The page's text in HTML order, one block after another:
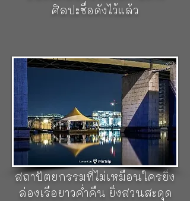
ศิลปะชื่อดังไว้แล้ว
ทริปล่องเรือใต้สะพาน (Under
the Bridges of Stockholm)ล่อง
เรือไปตามสายน้ำที่ใต้สะพานนี้
รับชมความสวยงามกว่า 2 ชั่วโมง
พาลอดใต้สะพาน 15 แห่ง ทำให้
เห็นวิวทิวทัศน์ของเมืองเก่า ที่พัก
อาศัย อาคารบ้านเรือน
สถาปัตยกรรมที่ไม่เหมือนใครยิ่ง
ล่องเรือยาวค่ำคืน ยิ่งสวนสะดุด